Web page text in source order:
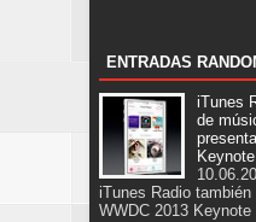
ENTRADAS
iTunes
de
iTunes Radio
WWDC 2013